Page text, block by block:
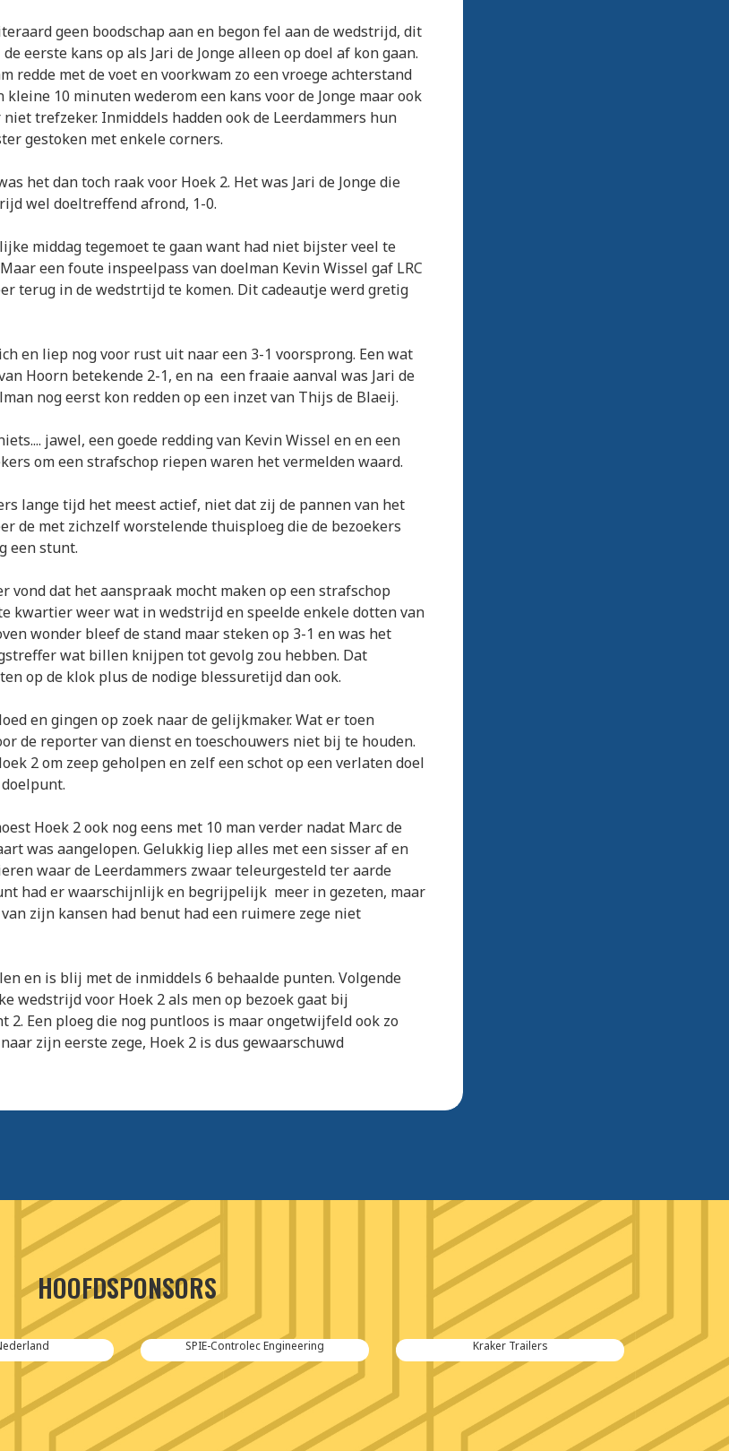
geen boodschap aan en begon fel aan de wedstrijd, dit
eerste kans op als Jari de Jonge alleen op doel af kon gaan.
redde met de voet en voorkwam zo een vroege achterstand
kleine 10 minuten wederom een kans voor de Jonge maar ook
trefzeker. Inmiddels hadden ook de Leerdammers hun
gestoken met enkele corners.
het dan toch raak voor Hoek 2. Het was Jari de Jonge die
wel doeltreffend afrond, 1-0.
middag tegemoet te gaan want had niet bijster veel te
een foute inspeelpass van doelman Kevin Wissel gaf LRC
terug in de wedstrtijd te komen. Dit cadeautje werd gretig
en liep nog voor rust uit naar een 3-1 voorsprong. Een wat
Hoorn betekende 2-1, en na een fraaie aanval was Jari de
nog eerst kon redden op een inzet van Thijs de Blaeij.
jawel, een goede redding van Kevin Wissel en en een
om een strafschop riepen waren het vermelden waard.
lange tijd het meest actief, niet dat zij de pannen van het
de met zichzelf worstelende thuisploeg die de bezoekers
een stunt.
vond dat het aanspraak mocht maken op een strafschop
kwartier weer wat in wedstrijd en speelde enkele dotten van
wonder bleef de stand maar steken op 3-1 en was het
wat billen knijpen tot gevolg zou hebben. Dat
op de klok plus de nodige blessuretijd dan ook.
en gingen op zoek naar de gelijkmaker. Wat er toen
de reporter van dienst en toeschouwers niet bij te houden.
2 om zeep geholpen en zelf een schot op een verlaten doel
Hoek 2 ook nog eens met 10 man verder nadat Marc de
was aangelopen. Gelukkig liep alles met een sisser af en
waar de Leerdammers zwaar teleurgesteld ter aarde
had er waarschijnlijk en begrijpelijk meer in gezeten, maar
zijn kansen had benut had een ruimere zege niet
en is blij met de inmiddels 6 behaalde punten. Volgende
wedstrijd voor Hoek 2 als men op bezoek gaat bij
2. Een ploeg die nog puntloos is maar ongetwijfeld ook zo
zijn eerste zege, Hoek 2 is dus gewaarschuwd
HOOFDSPONSORS
SPIE-Controlec Engineering Kraker Trailers